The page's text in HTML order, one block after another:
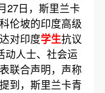
27日，斯里兰卡
伦坡的印度高级
对印度学生抗议
动人士、社会运
联合声明，声称
到，斯里兰卡青